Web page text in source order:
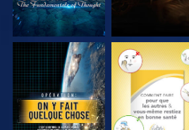
REGARDER REGARDER